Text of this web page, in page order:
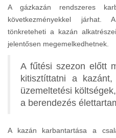
A gázkazán rendszeres
következményekkel
tönkreteheti a kazán
jelentősen megemelkedhetnek.
A fűtési szezon előtt
kitisztíttatni a
üzemeltetési
a berendezés
A kazán karbantartása a